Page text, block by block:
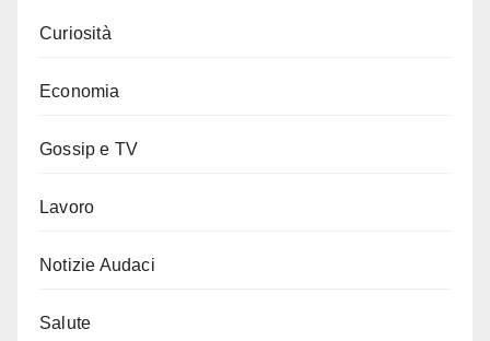
Curiosità
Economia
Gossip e TV
Lavoro
Notizie Audaci
Salute